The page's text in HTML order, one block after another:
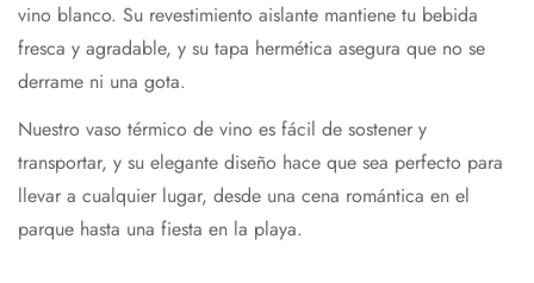
vino blanco. Su revestimiento aislante mantiene tu bebida
fresca y agradable, y su tapa hermética asegura que no se
derrame ni una gota.
Nuestro vaso térmico de vino es fácil de sostener y
transportar, y su elegante diseño hace que sea perfecto para
llevar a cualquier lugar, desde una cena romántica en el
parque hasta una fiesta en la playa.